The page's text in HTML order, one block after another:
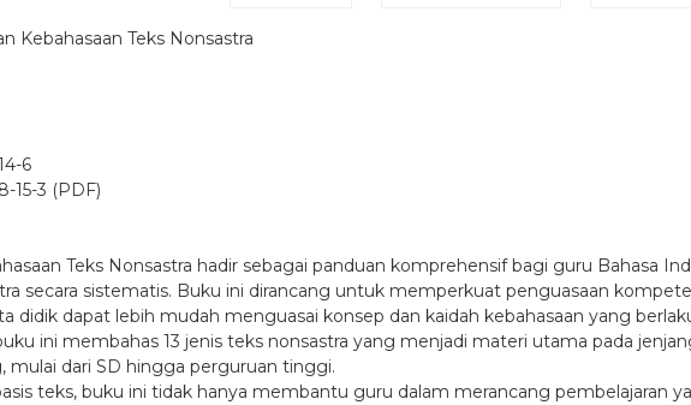
Kebahasaan Teks Nonsastra
6
15-3 (PDF)
Teks Nonsastra hadir sebagai panduan komprehensif bagi guru Bahasa
secara sistematis. Buku ini dirancang untuk memperkuat penguasaan
didik dapat lebih mudah menguasai konsep dan kaidah kebahasaan yang
ini membahas 13 jenis teks nonsastra yang menjadi materi utama pada
mulai dari SD hingga perguruan tinggi.
teks, buku ini tidak hanya membantu guru dalam merancang pembelajaran